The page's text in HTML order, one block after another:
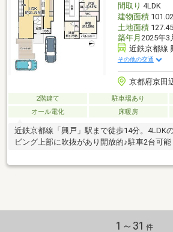
間取り 4LDK
建物面積
土地面積
築年月 2025年3
近鉄京都線
その他の交通
京都府京田
2階建て 駐車場あり
オール電化
床暖房
近鉄京都線「興戸」駅まで徒歩14分。4LDK
ビング上部に吹抜があり開放的♪駐車2台可能
1～31 件